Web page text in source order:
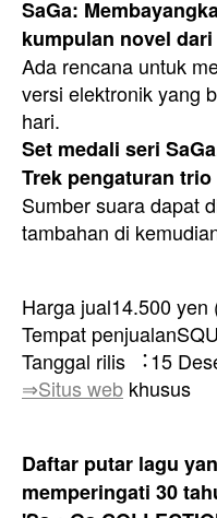
SaGa:
kumpulan novel
Ada rencana untuk
versi elektronik yang
hari.
Set medali seri
Trek pengaturan trio
Sumber suara dapat
tambahan di
Harga jual14.500 yen
Tempat
Tanggal rilis ︓15
⇒Situs web khusus
Daftar putar lagu
memperingati 30